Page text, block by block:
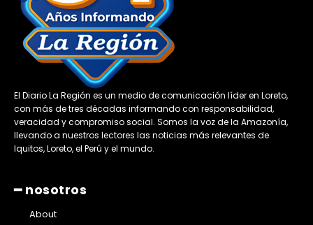
El Diario La Región es un medio de comunicación líder en Loreto,
con más de tres décadas informando con responsabilidad,
veracidad y compromiso social. Somos la voz de la Amazonía,
llevando a nuestros lectores las noticias más relevantes de
Iquitos, Loreto, el Perú y el mundo.
━ nosotros
About